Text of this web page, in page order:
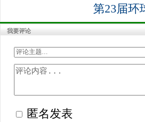
第23届环
我要评论
匿名发表